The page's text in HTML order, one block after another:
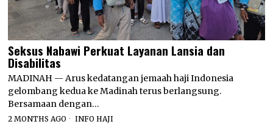
Seksus Nabawi Perkuat Layanan Lansia dan
Disabilitas
MADINAH — Arus kedatangan jemaah haji Indonesia
gelombang kedua ke Madinah terus berlangsung.
Bersamaan dengan…
2 MONTHS AGO INFO HAJI